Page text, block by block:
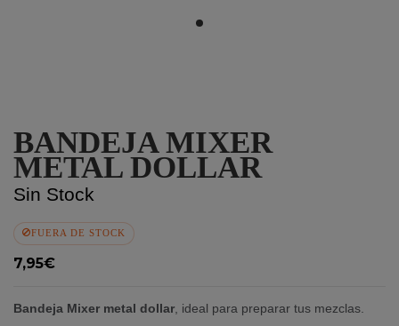
BANDEJA MIXER
METAL DOLLAR
Sin Stock
FUERA DE STOCK
7,95€
Bandeja Mixer metal dollar , ideal para preparar tus mezclas.